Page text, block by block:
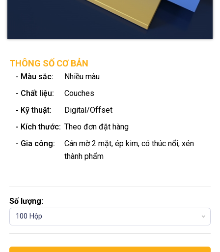
THÔNG SỐ CƠ BẢN
- Màu sắc:
Nhiều màu
- Chất liệu:
Couches
- Kỹ thuật:
Digital/Offset
- Kích thước: Theo đơn đặt hàng
- Gia công:
Cán mờ 2 mặt, ép kim, có thúc nổi, xén
thành phẩm
Số lượng:
100 Hộp